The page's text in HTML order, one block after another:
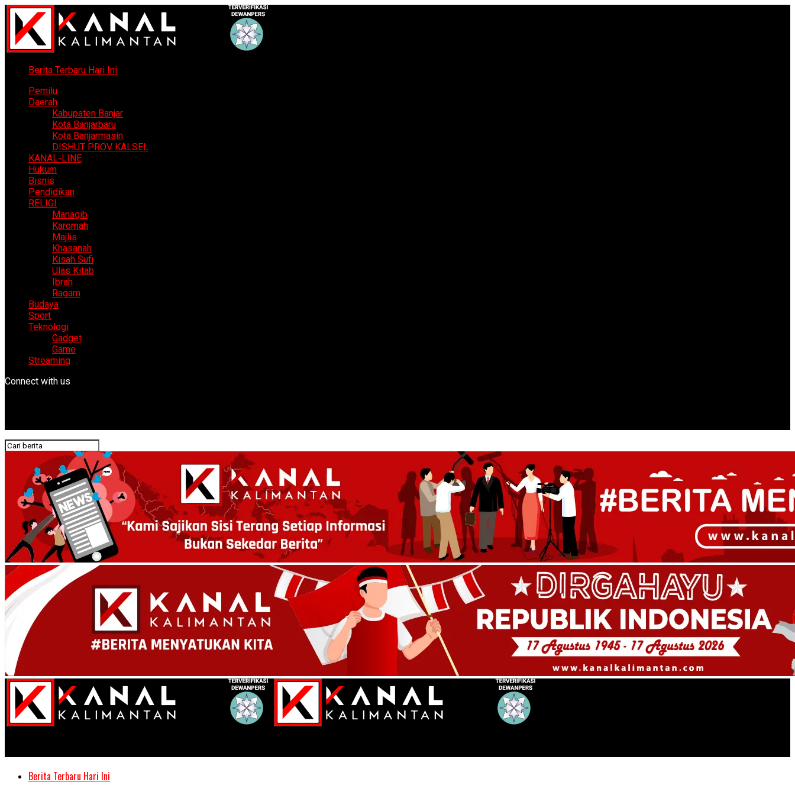
Berita Terbaru Hari Ini
Pemilu
Daerah
Kabupaten Banjar
Kota Banjarbaru
Kota Banjarmasin
DISHUT PROV KALSEL
KANAL-LINE
Hukum
Bisnis
Pendidikan
RELIGI
Manaqib
Karomah
Majlis
Khasanah
Kisah Sufi
Ulas Kitab
Ibrah
Ragam
Budaya
Sport
Teknologi
Gadget
Game
Streaming
Connect with us
Berita Terbaru Hari Ini